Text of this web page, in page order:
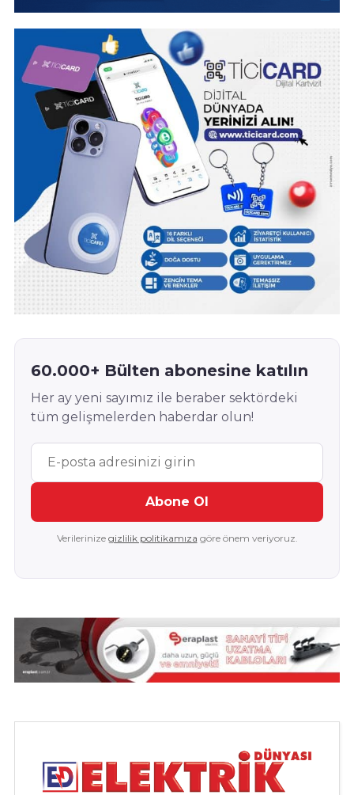
60.000+ Bülten abonesine katılın
Her ay yeni sayımız ile beraber sektördeki
tüm gelişmelerden haberdar olun!
Abone Ol
Verilerinize gizlilik politikamıza göre önem veriyoruz.